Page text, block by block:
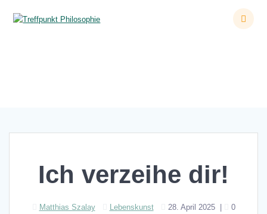
Ich verzeihe dir!
Matthias Szalay Lebenskunst 28. April 2025| 0